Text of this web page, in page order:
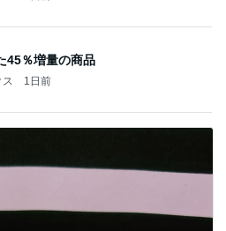
45％増量の商品
1日前